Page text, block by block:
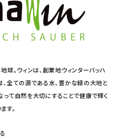
球。ウィンは、創業地ウィンターバッハ
、全ての源である水、豊かな緑の大地と
って自然を大切にすることで健康で輝く
す。